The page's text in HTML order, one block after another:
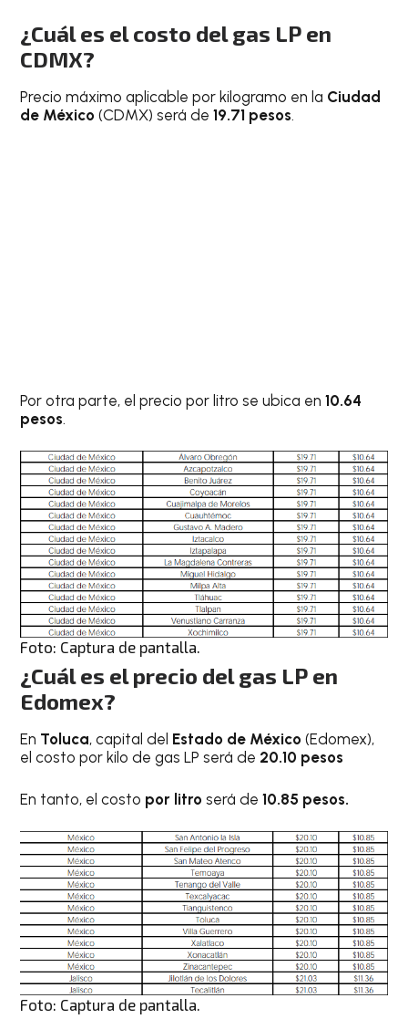
¿Cuál es el costo del gas LP en
CDMX?
Precio máximo aplicable por kilogramo en la Ciudad
de México (CDMX) será de19.71 pesos.
Por otra parte, el precio por litro se ubica en10.64
pesos.
Foto: Captura de pantalla.
¿Cuál es el precio del gas LP en
Edomex?
En Toluca, capital del Estado de México (Edomex),
el costo por kilo de gas LP será de 20.10 pesos
En tanto, el costo por litro será de10.85 pesos.
Foto: Captura de pantalla.